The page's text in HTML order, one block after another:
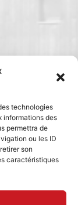
technologies
informations des
permettra de
ou les ID
son
caractéristiques